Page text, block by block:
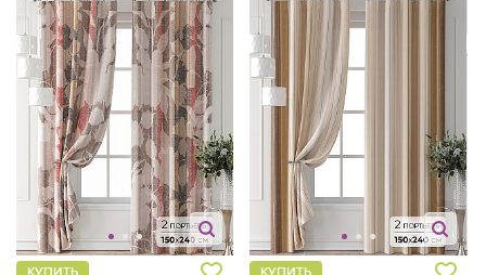
КУПИТЬ КУПИТЬ